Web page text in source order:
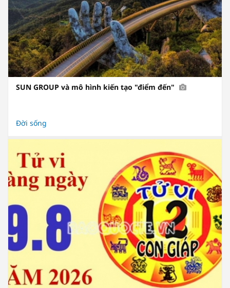
SUN GROUP và mô hình kiến tạo "điểm đến"
Đời sống